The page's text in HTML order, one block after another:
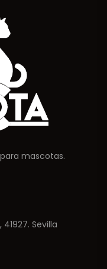
mascotas.
Sevilla